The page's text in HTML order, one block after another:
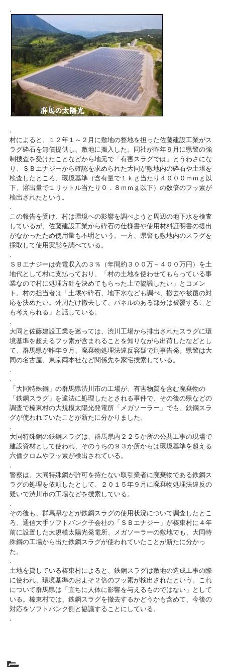
.
.
村によると、１２年１～２月に敷地の整地を担った佐藤建設工業がス
ラグ砕石を無償提供し、敷地に搬入した。同社が昨年９月に県警の強
制捜査を受けたことなどから地元で「有害スラグでは」とうわさにな
り、ＳＢエナジーから確認を求められた大同が敷地内の砕石や土壌を
検査したところ、環境基準（含有量で１ｋｇ当たり４０００ｍｍｇ以
下、溶出量で１リットル当たり０．８ｍｍｇ以下）の数倍のフッ素が
検出されたという。
この報告を受け、村は環境への影響を調べようと周辺の地下水を検査
しているが、佐藤建設工業から砕石の仕様書や使用材料証明書の提出
がなかったため使用量も不明という。一方、県警も敷地内のスラグを
採取して使用実態を調べている。
ＳＢエナジーは売電収入の３％（年間約３００万～４００万円）を土
地代として村に支払っており、「村の土地を使わせてもらっている事
業なので村に処理方針を決めてもらった上で協議したい」とコメン
ト。村の担当者は「土壌や砕石、地下水なども調べ、撤去や被覆の対
応を決めたい。外周だけ撤去して、パネルのある部分は被覆すること
も考えられる」と話している。
大同と佐藤建設工業を巡っては、渋川工場から排出されたスラグに環
境基準を超えるフッ素が含まれることを知りながら出荷したなどとし
て、群馬県が昨年９月、廃棄物処理法違反容疑で刑事告発。県警は大
同の名古屋、東京両本社など関係先を家宅捜索している。
「大同特殊鋼」の群馬県渋川市の工場が、有害物質を含む廃棄物の
「鉄鋼スラグ」を違法に処理したとされる事件で、その後の県などの
調査で榛東村の大規模太陽光発電所「メガソーラー」でも、鉄鋼スラ
グが使われていたことが新たに分かりました。
大同特殊鋼の鉄鋼スラグは、群馬県内２２５か所の公共工事の現場で
建設資材として使われ、そのうちの９３か所からは環境基準を超える
六価クロムやフッ素が検出されている。
警察は、大同特殊鋼が許可を持たない取引業者に廃棄物である鉄鋼ス
ラグの処理を依頼したとして、２０１５年９月に廃棄物処理法違反の
疑いで渋川市の工場などを捜索している。
その後も、群馬県などが鉄鋼スラグの使用状況について調査したとこ
ろ、通信大手ソフトバンク子会社の「ＳＢエナジー」が榛東村に４年
前に設置した大規模太陽光発電所、メガソーラーの敷地でも、大同特
殊鋼の工場から出た鉄鋼スラグが使われていたことが新たに分かっ
た。
土地を貸している榛東村によると、鉄鋼スラグは敷地の造成工事の際
に使われ、環境基準のおよそ２倍のフッ素が検出されたという。これ
について群馬県は「直ちに人体に影響を与えるものではない」として
いる。榛東村では、鉄鋼スラグを撤去するかどうかも含めて、今後の
対応をソフトバンク側と協議することにしている。